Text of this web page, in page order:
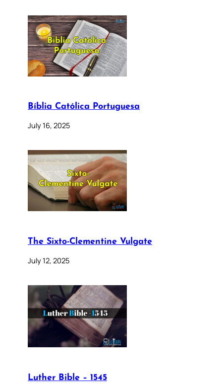
Bíblia Católica Portuguesa
July 16, 2025
The Sixto-Clementine Vulgate
July 12, 2025
Luther Bible – 1545